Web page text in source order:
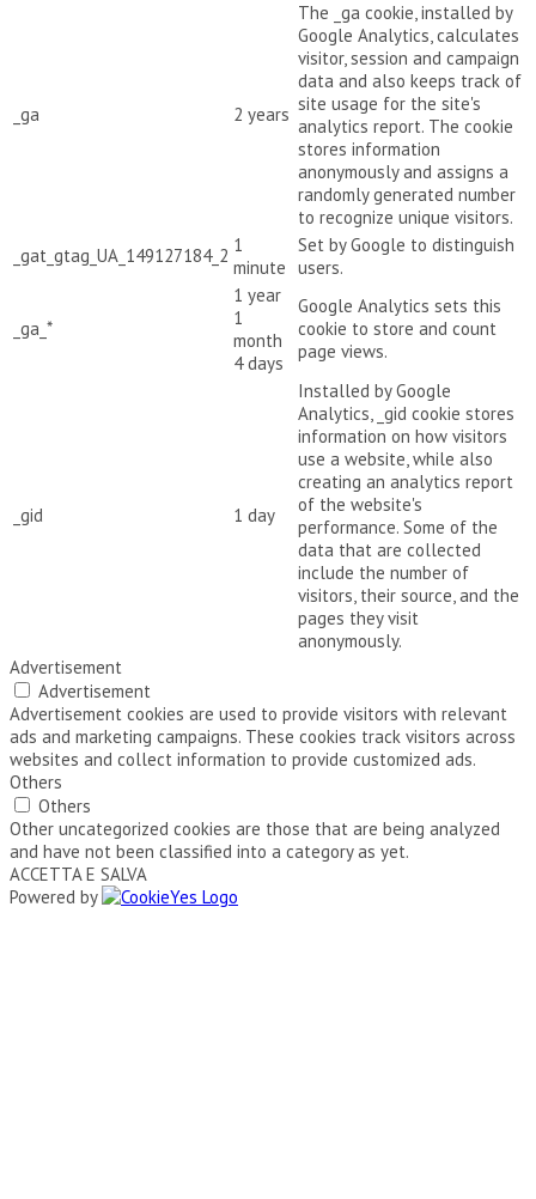
_ga 2 years
The _ga cookie, installed by
Google Analytics, calculates
visitor, session and campaign
data and also keeps track of
site usage for the site's
analytics report. The cookie
stores information
anonymously and assigns a
randomly generated number
to recognize unique visitors.
_gat_gtag_UA_149127184_2 1
minute
Set by Google to distinguish
users.
_ga_*
1 year
1
month
4 days
Google Analytics sets this
cookie to store and count
page views.
_gid 1 day
Installed by Google
Analytics, _gid cookie stores
information on how visitors
use a website, while also
creating an analytics report
of the website's
performance. Some of the
data that are collected
include the number of
visitors, their source, and the
pages they visit
anonymously.
Advertisement
Advertisement
Advertisement cookies are used to provide visitors with relevant
ads and marketing campaigns. These cookies track visitors across
websites and collect information to provide customized ads.
Others
Others
Other uncategorized cookies are those that are being analyzed
and have not been classified into a category as yet.
ACCETTA E SALVA
Powered by